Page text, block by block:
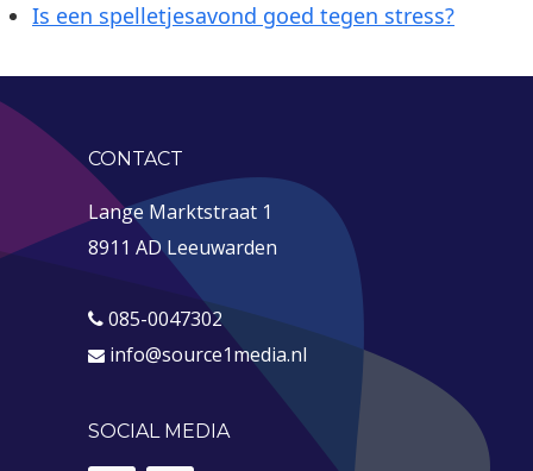
Is een spelletjesavond goed tegen stress?
CONTACT
Lange Marktstraat 1
8911 AD Leeuwarden
085-0047302
info@source1media.nl
SOCIAL MEDIA